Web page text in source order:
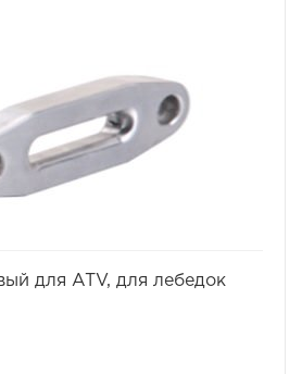
для ATV, для лебедок